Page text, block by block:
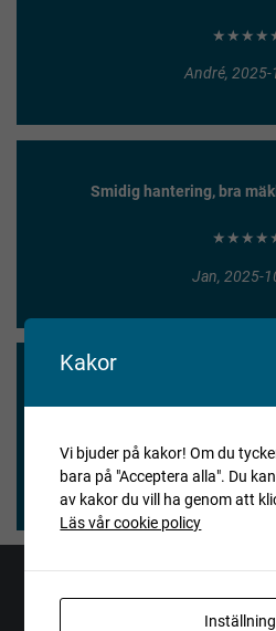
André, 2025-
Smidig hantering, bra
Jan, 2025-
Henry Vitlycke
Kakor
Vi bjuder på kakor! Om du
bara på "Acceptera alla". Du
av kakor du vill ha genom att
Läs vår cookie policy